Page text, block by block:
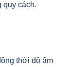
quy cách.
thời độ ẩm